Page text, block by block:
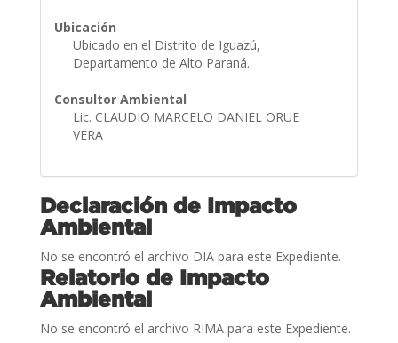
Ubicación
Ubicado en el Distrito de Iguazú,
Departamento de Alto Paraná.
Consultor Ambiental
Lic. CLAUDIO MARCELO DANIEL ORUE
VERA
Declaración de Impacto
Ambiental
No se encontró el archivo DIA para este Expediente.
Relatorio de Impacto
Ambiental
No se encontró el archivo RIMA para este Expediente.